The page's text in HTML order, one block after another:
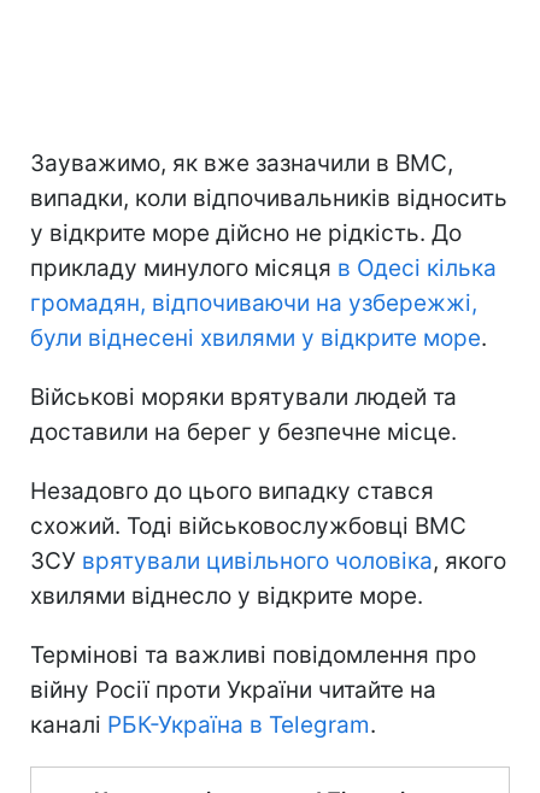
Зауважимо, як вже зазначили в ВМС,
випадки, коли відпочивальників відносить
у відкрите море дійсно не рідкість. До
прикладу минулого місяця в Одесі кілька
громадян, відпочиваючи на узбережжі,
були віднесені хвилями у відкрите море.
Військові моряки врятували людей та
доставили на берег у безпечне місце.
Незадовго до цього випадку стався
схожий. Тоді військовослужбовці ВМС
ЗСУ врятували цивільного чоловіка, якого
хвилями віднесло у відкрите море.
Термінові та важливі повідомлення про
війну Росії проти України читайте на
каналі РБК-Україна в Telegram.